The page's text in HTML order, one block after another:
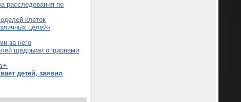
расследования по
клеток
целей»
за него
щедрыми опционами
детей, заявил